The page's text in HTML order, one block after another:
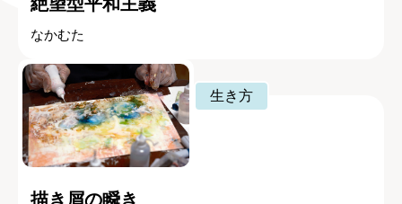
なかむた
生き方
描き屑の瞬き